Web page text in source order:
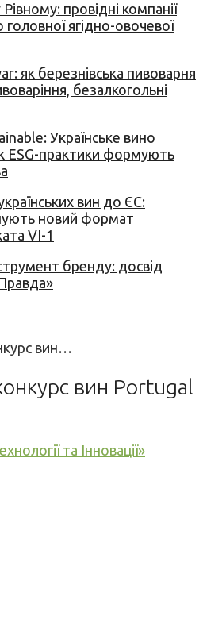
провідні компанії
ягідно-овочевої
як березнівська пивоварня
безалкогольні
Українське вино
ESG-практики формують
вин до ЄС:
новий формат
VI-1
бренду: досвід
вин…
вин Portugal
та Інновації»